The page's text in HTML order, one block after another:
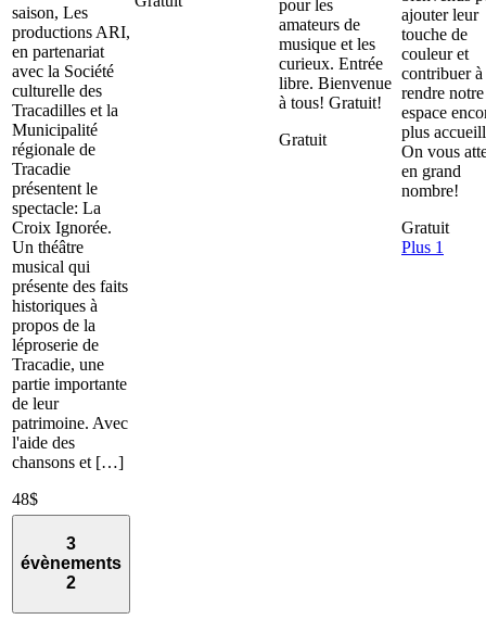
saison, Les
productions ARI,
en partenariat
avec la Société
culturelle des
Tracadilles et la
Municipalité
régionale de
Tracadie
présentent le
spectacle: La
Croix Ignorée.
Un théâtre
musical qui
présente des faits
historiques à
propos de la
léproserie de
Tracadie, une
partie importante
de leur
patrimoine. Avec
l'aide des
chansons et […]
48$
pour les
amateurs de
musique et les
curieux. Entrée
libre. Bienvenue
à tous! Gratuit!
Gratuit
ajouter leur
touche de
couleur et
contribuer à
rendre notre
espace
plus
On vous
en grand
nombre!
Gratuit
Plus 1
3
évènements
2